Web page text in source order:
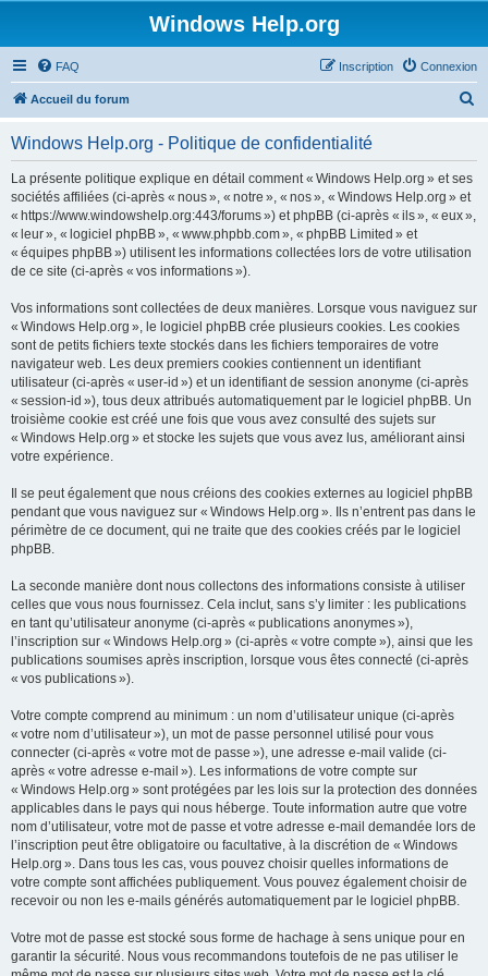
Windows Help.org
FAQ Connexion
Inscription
Accueil du forum
e
Windows Help.org - Politique de confidentialité
La présente politique explique en détail comment « Windows Help.org » et ses
sociétés affiliées (ci-après « nous », « notre », « nos », « Windows Help.org » et
« https://www.windowshelp.org:443/forums ») et phpBB (ci-après « ils », « eux »,
« leur », « logiciel phpBB », « www.phpbb.com », « phpBB Limited » et
« équipes phpBB ») utilisent les informations collectées lors de votre utilisation
de ce site (ci-après « vos informations »).
Vos informations sont collectées de deux manières. Lorsque vous naviguez sur
« Windows Help.org », le logiciel phpBB crée plusieurs cookies. Les cookies
sont de petits fichiers texte stockés dans les fichiers temporaires de votre
navigateur web. Les deux premiers cookies contiennent un identifiant
utilisateur (ci-après « user-id ») et un identifiant de session anonyme (ci-après
« session-id »), tous deux attribués automatiquement par le logiciel phpBB. Un
troisième cookie est créé une fois que vous avez consulté des sujets sur
« Windows Help.org » et stocke les sujets que vous avez lus, améliorant ainsi
votre expérience.
Il se peut également que nous créions des cookies externes au logiciel phpBB
pendant que vous naviguez sur « Windows Help.org ». Ils n’entrent pas dans le
périmètre de ce document, qui ne traite que des cookies créés par le logiciel
phpBB.
La seconde manière dont nous collectons des informations consiste à utiliser
celles que vous nous fournissez. Cela inclut, sans s’y limiter : les publications
en tant qu’utilisateur anonyme (ci-après « publications anonymes »),
l’inscription sur « Windows Help.org » (ci-après « votre compte »), ainsi que les
publications soumises après inscription, lorsque vous êtes connecté (ci-après
« vos publications »).
Votre compte comprend au minimum : un nom d’utilisateur unique (ci-après
« votre nom d’utilisateur »), un mot de passe personnel utilisé pour vous
connecter (ci-après « votre mot de passe »), une adresse e-mail valide (ci-
après « votre adresse e-mail »). Les informations de votre compte sur
« Windows Help.org » sont protégées par les lois sur la protection des données
applicables dans le pays qui nous héberge. Toute information autre que votre
nom d’utilisateur, votre mot de passe et votre adresse e-mail demandée lors de
l’inscription peut être obligatoire ou facultative, à la discrétion de « Windows
Help.org ». Dans tous les cas, vous pouvez choisir quelles informations de
votre compte sont affichées publiquement. Vous pouvez également choisir de
recevoir ou non les e-mails générés automatiquement par le logiciel phpBB.
Votre mot de passe est stocké sous forme de hachage à sens unique pour en
garantir la sécurité. Nous vous recommandons toutefois de ne pas utiliser le